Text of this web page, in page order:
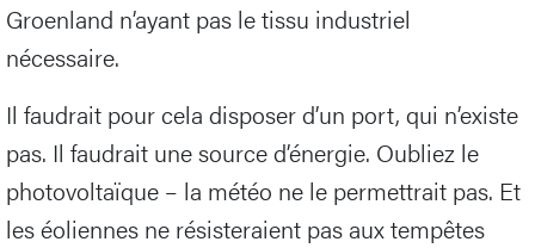
Groenland n’ayant pas le tissu industriel
nécessaire.
Il faudrait pour cela disposer d’un port, qui n’existe
pas. Il faudrait une source d’énergie. Oubliez le
photovoltaïque – la météo ne le permettrait pas. Et
les éoliennes ne résisteraient pas aux tempêtes